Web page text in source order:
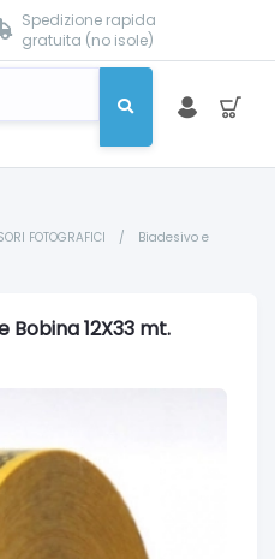
Spedizione rapida
gratuita (no isole)
FOTOGRAFICI /
Biadesivo e
Bobina 12X33 mt.